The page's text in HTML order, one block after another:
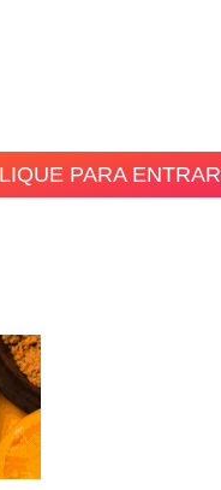
PARA ENTRAR